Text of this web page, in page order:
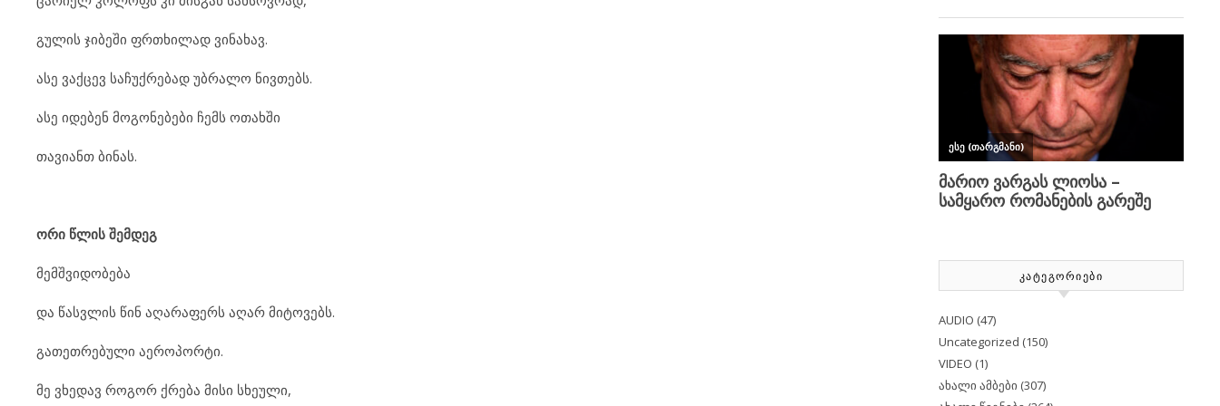
გულის ჯიბეში ფრთხილად ვინახავ.
ასე ვაქცევ საჩუქრებად უბრალო ნივთებს.
ასე იდებენ მოგონებები ჩემს ოთახში
თავიანთ ბინას.
ორი წლის შემდეგ
მემშვიდობება
და წასვლის წინ აღარაფერს აღარ მიტოვებს.
გათეთრებული აეროპორტი.
მე ვხედავ როგორ ქრება მისი სხეული,
ᲙᲐᲢᲔᲒᲝᲠᲘᲔᲑᲘ
AUDIO (47)
Uncategorized (150)
VIDEO (1)
ახალი ამბები (307)